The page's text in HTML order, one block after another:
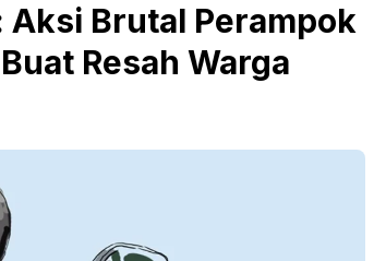
Brutal Perampok
Resah Warga